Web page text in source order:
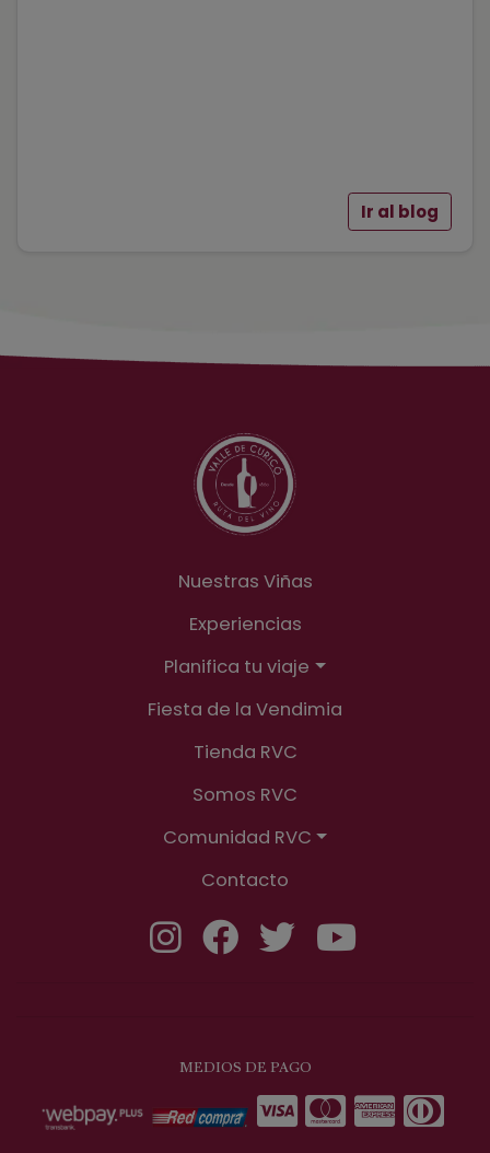
Ir al blog
Nuestras Viñas
Experiencias
Planifica tu viaje
Fiesta de la Vendimia
Tienda RVC
Somos RVC
Comunidad RVC
Contacto
MEDIOS DE PAGO